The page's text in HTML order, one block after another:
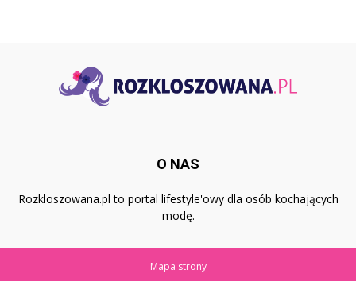
O NAS
Rozkloszowana.pl to portal lifestyle'owy dla osób kochających
modę.
Mapa strony